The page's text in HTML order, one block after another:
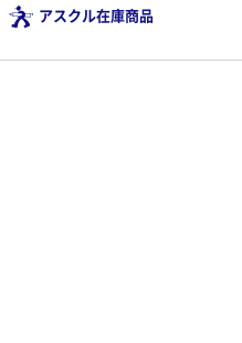
アスクル在庫商品